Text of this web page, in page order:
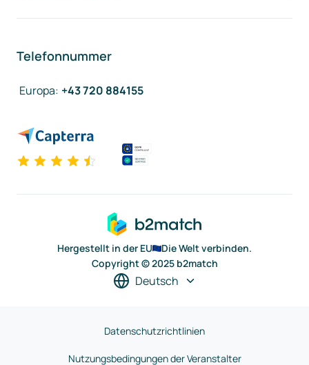
Telefonnummer
Europa: +43 720 884155
Hergestellt in der EU
Die Welt verbinden.
Copyright © 2025 b2match
Deutsch
Datenschutzrichtlinien
Nutzungsbedingungen der Veranstalter